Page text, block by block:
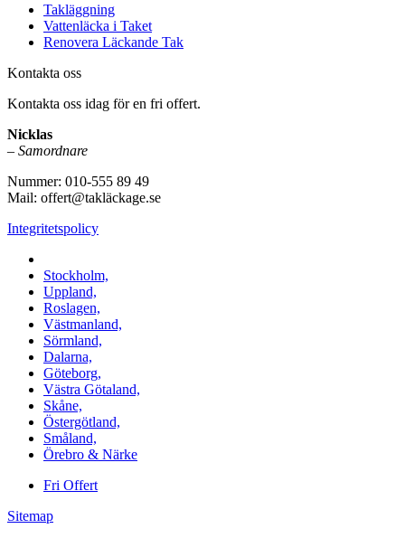
Takläggning
Vattenläcka i Taket
Renovera Läckande Tak
Kontakta oss
Kontakta oss idag för en fri offert.
Nicklas
– Samordnare
Nummer: 010-555 89 49
Mail: offert@takläckage.se
Integritetspolicy
Stockholm,
Uppland,
Roslagen,
Västmanland,
Sörmland,
Dalarna,
Göteborg,
Västra Götaland,
Skåne,
Östergötland,
Småland,
Örebro & Närke
Fri Offert
Sitemap